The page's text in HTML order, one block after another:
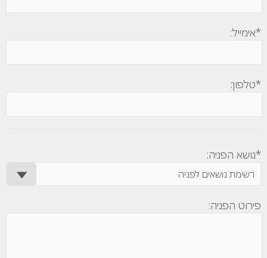
*אימייל:
*טלפון:
*נושא הפניה:
פירוט הפניה: